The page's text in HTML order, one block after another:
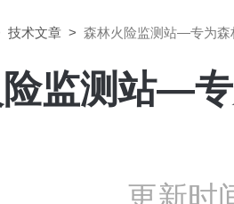
技术文章 > 森林火险监测站—专为森
监测站—
更新时